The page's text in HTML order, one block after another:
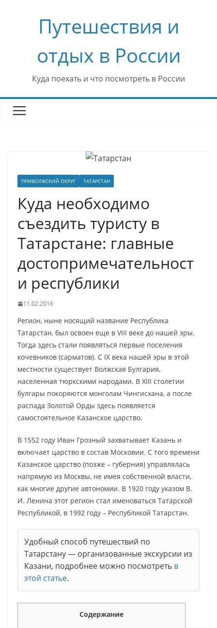
содержимомуПутешествия и
отдых в России
Куда поехать и что посмотреть в России
ПРИВОЛЖСКИЙ ОКРУГ ТАТАРСТАН
Куда необходимо
съездить туристу в
Татарстане: главные
достопримечательност
и республики
11.02.2016
Регион, ныне носящий название Республика
Татарстан, был освоен еще в VIII веке до нашей эры.
Тогда здесь стали появляться первые поселения
кочевников (сарматов). С IX века нашей эры в этой
местности существует Волжская Булгария,
населенная тюркскими народами. В XIII столетии
булгары покоряются монголам Чингисхана, а после
распада Золотой Орды здесь появляется
самостоятельное Казанское царство.
В 1552 году Иван Грозный захватывает Казань и
включает царство в состав Московии. С того времени
Казанское царство (позже – губерния) управлялась
напрямую из Москвы, не имея собственной власти,
как многие другие автономии. В 1920 году указом В.
И. Ленина этот регион стал именоваться Татарской
Республикой, в 1992 году – Республикой Татарстан.
Удобный способ путешествий по
Татарстану — организованные экскурсии из
Казани, подробнее можно посмотреть в
этой статье.
Содержание